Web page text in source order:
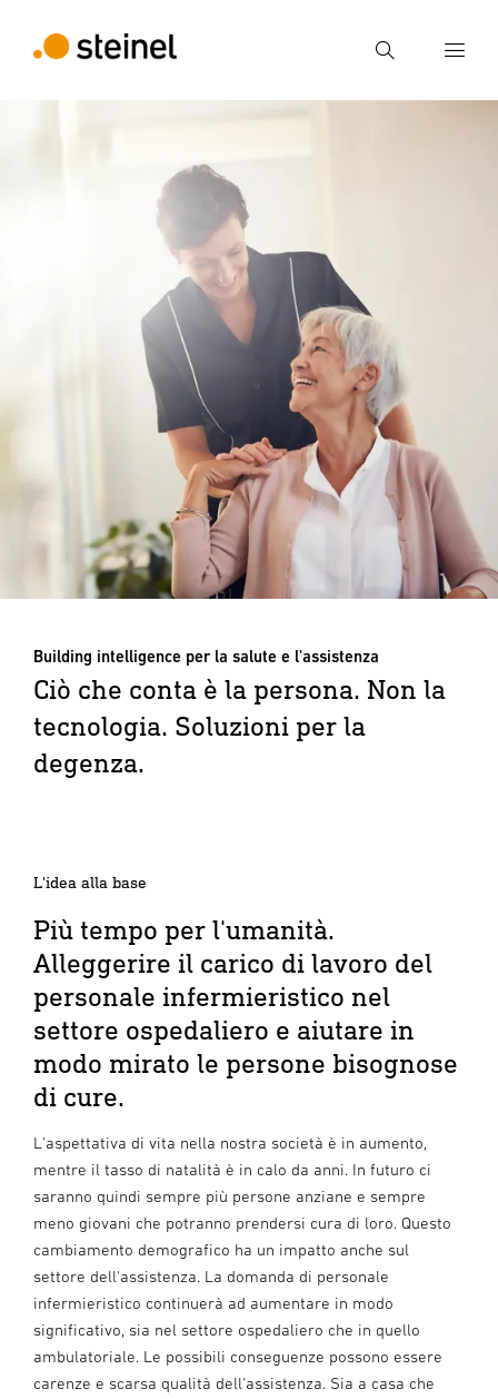
Ricerca
Building intelligence per la salute e l'assistenza
Ciò che conta è la persona. Non la
tecnologia. Soluzioni per la
degenza.
L'idea alla base
Più tempo per l'umanità.
Alleggerire il carico di lavoro del
personale infermieristico nel
settore ospedaliero e aiutare in
modo mirato le persone bisognose
di cure.
L'aspettativa di vita nella nostra società è in aumento,
mentre il tasso di natalità è in calo da anni. In futuro ci
saranno quindi sempre più persone anziane e sempre
meno giovani che potranno prendersi cura di loro. Questo
cambiamento demografico ha un impatto anche sul
settore dell'assistenza. La domanda di personale
infermieristico continuerà ad aumentare in modo
significativo, sia nel settore ospedaliero che in quello
ambulatoriale. Le possibili conseguenze possono essere
carenze e scarsa qualità dell'assistenza. Sia a casa che